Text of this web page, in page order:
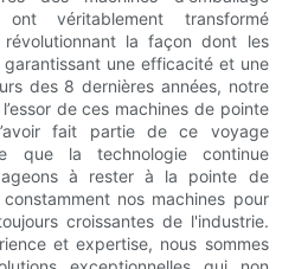
ont véritablement transformé
la façon dont les
une efficacité et une
des 8 dernières années, notre
de ces machines de pointe
fait partie de ce voyage
que la technologie continue
à rester à la pointe de
nos machines pour
croissantes de l'industrie.
et expertise, nous sommes